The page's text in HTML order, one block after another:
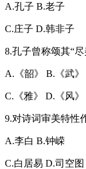
A.孔子 B.老子
C.庄子 D.韩非子
8.孔子曾称颂其“
A.《韶》 B.《武》
C.《雅》 D.《风》
9.对诗词审美特性
A.李白 B.钟嵘
C.白居易 D.司空图